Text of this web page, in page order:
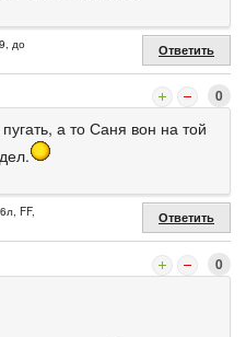
до
Ответить
0
а то Саня вон на той
FF,
Ответить
0